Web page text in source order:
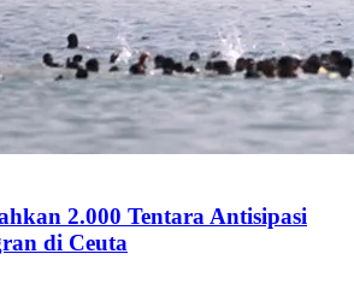
2.000 Tentara Antisipasi
di Ceuta